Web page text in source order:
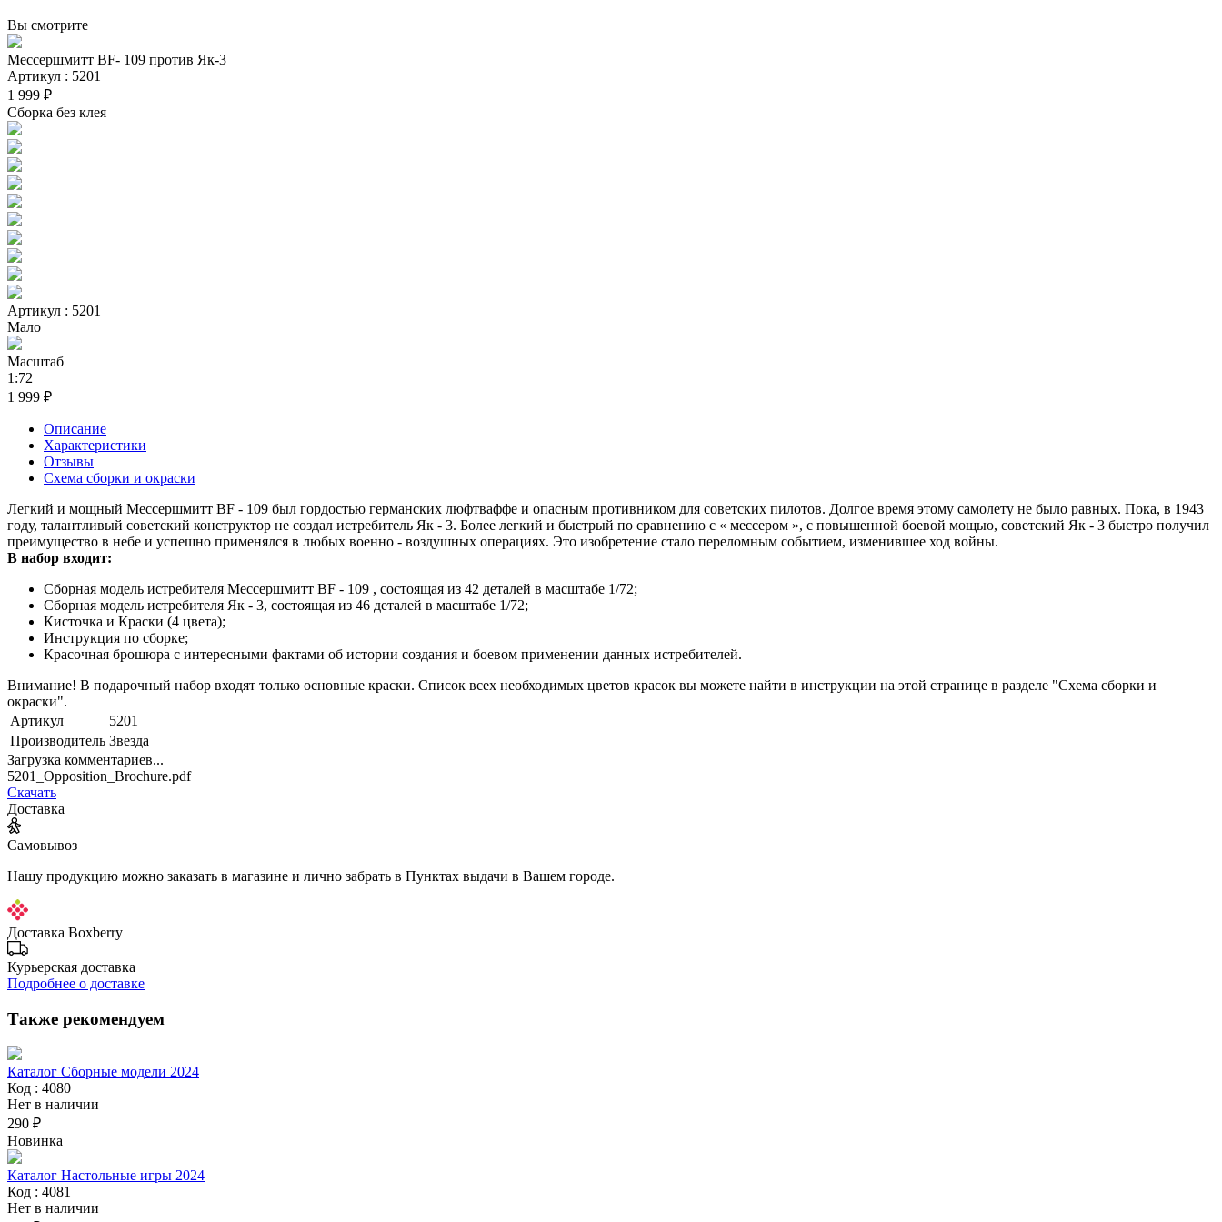
Вы смотрите
Мессершмитт BF- 109 против Як-3
Артикул : 5201
1 999 ₽
Сборка без клея
Артикул : 5201
Мало
Масштаб
1:72
1 999 ₽
Описание
Характеристики
Отзывы
Схема сборки и окраски
Легкий и мощный Мессершмитт BF - 109 был гордостью германских люфтваффе и опасным противником для советских пилотов. Долгое время этому самолету не было равных. Пока, в 1943
году, талантливый советский конструктор не создал истребитель Як - 3. Более легкий и быстрый по сравнению с « мессером », с повышенной боевой мощью, советский Як - 3 быстро получил
преимущество в небе и успешно применялся в любых военно - воздушных операциях. Это изобретение стало переломным событием, изменившее ход войны.
В набор входит:
Сборная модель истребителя Мессершмитт BF - 109 , состоящая из 42 деталей в масштабе 1/72;
Сборная модель истребителя Як - 3, состоящая из 46 деталей в масштабе 1/72;
Кисточка и Краски (4 цвета);
Инструкция по сборке;
Красочная брошюра с интересными фактами об истории создания и боевом применении данных истребителей.
Внимание! В подарочный набор входят только основные краски. Список всех необходимых цветов красок вы можете найти в инструкции на этой странице в разделе "Схема сборки и
окраски".
Артикул
5201
Производитель Звезда
Загрузка комментариев...
5201_Opposition_Brochure.pdf
Скачать
Доставка
Самовывоз
Нашу продукцию можно заказать в магазине и лично забрать в Пунктах выдачи в Вашем городе.
Доставка Boxberry
Курьерская доставка
Подробнее о доставке
Также рекомендуем
Каталог Сборные модели 2024
Код : 4080
Нет в наличии
290 ₽
Новинка
Каталог Настольные игры 2024
Код : 4081
Нет в наличии